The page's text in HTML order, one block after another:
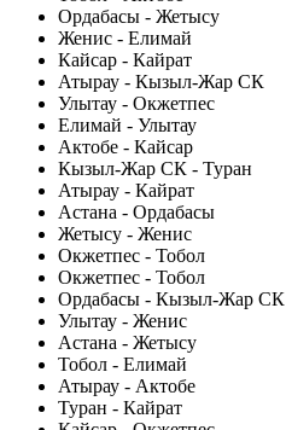
Ордабасы - Жетысу
Женис - Елимай
Кайсар - Кайрат
Атырау - Кызыл-Жар СК
Улытау - Окжетпес
Елимай - Улытау
Актобе - Кайсар
Кызыл-Жар СК - Туран
Атырау - Кайрат
Астана - Ордабасы
Жетысу - Женис
Окжетпес - Тобол
Окжетпес - Тобол
Ордабасы - Кызыл-Жар СК
Улытау - Женис
Астана - Жетысу
Тобол - Елимай
Атырау - Актобе
Туран - Кайрат